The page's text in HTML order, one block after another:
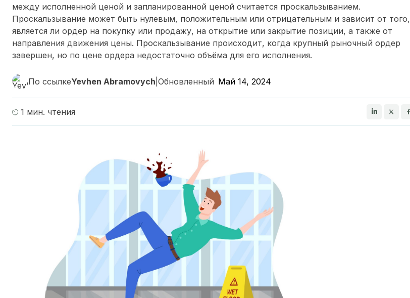
между исполненной ценой и запланированной ценой считается проскальзыванием.
Проскальзывание может быть нулевым, положительным или отрицательным и зависит от того,
является ли ордер на покупку или продажу, на открытие или закрытие позиции, а также от
направления движения цены. Проскальзывание происходит, когда крупный рыночный ордер
завершен, но по цене ордера недостаточно объёма для его исполнения.
По ссылкеYevhen Abramovych Обновленный Май 14, 2024
1 мин. чтения